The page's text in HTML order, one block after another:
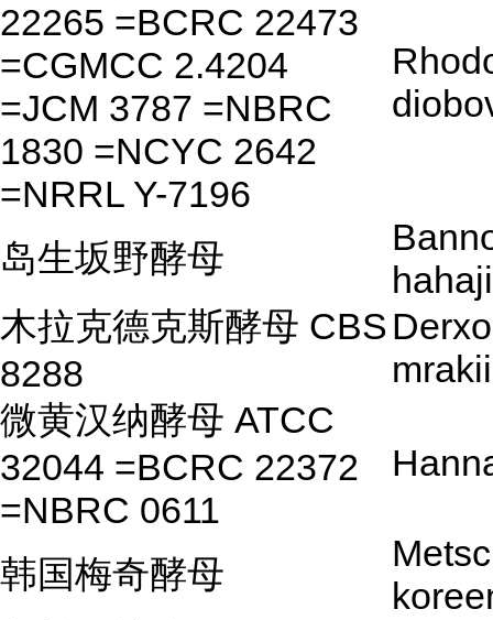
22265 =BCRC 22473
=CGMCC 2.4204
=JCM 3787 =NBRC
1830 =NCYC 2642
=NRRL Y-7196
岛生坂野酵母
木拉克德克斯酵母 CBS
8288
mrakii
微黄汉纳酵母 ATCC
32044 =BCRC 22372
=NBRC 0611
韩国梅奇酵母